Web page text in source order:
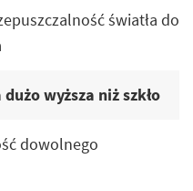
światła do
wyższa niż szkło
dowolnego